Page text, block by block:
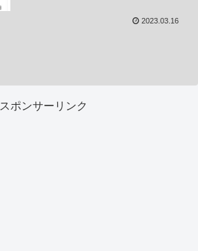
2023.03.16
スポンサーリンク